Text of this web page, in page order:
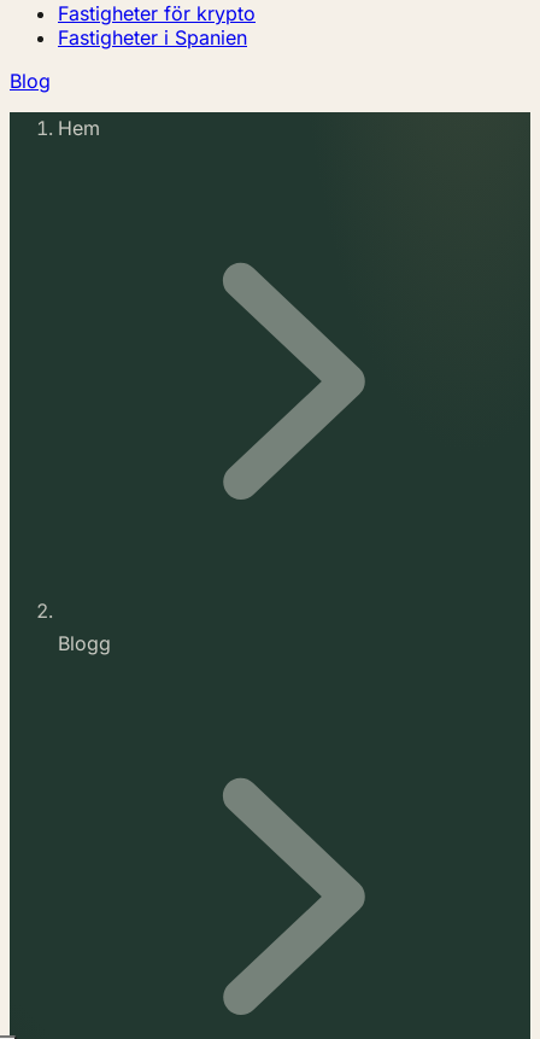
Fastigheter för krypto
Fastigheter i Spanien
Blog
Hem
Blogg